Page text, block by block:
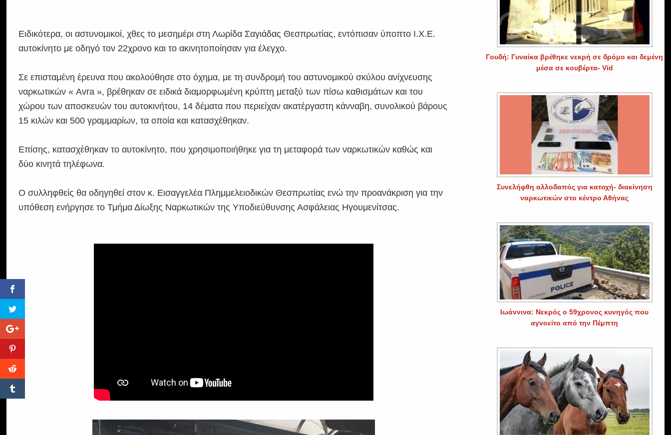
Ειδικότερα, οι αστυνομικοί, χθες το μεσημέρι στη Λωρίδα Σαγιάδας Θεσπρωτίας, εντόπισαν ύποπτο Ι.Χ.Ε.
αυτοκίνητο με οδηγό τον 22χρονο και το ακινητοποίησαν για έλεγχο.
Σε επισταμένη έρευνα που ακολούθησε στο όχημα, με τη συνδρομή του αστυνομικού σκύλου ανίχνευσης
ναρκωτικών « Avra », βρέθηκαν σε ειδικά διαμορφωμένη κρύπτη μεταξύ των πίσω καθισμάτων και του
χώρου των αποσκευών του αυτοκινήτου, 14 δέματα που περιείχαν ακατέργαστη κάνναβη, συνολικού βάρους
15 κιλών και 500 γραμμαρίων, τα οποία και κατασχέθηκαν.
Επίσης, κατασχέθηκαν το αυτοκίνητο, που χρησιμοποιήθηκε για τη μεταφορά των ναρκωτικών καθώς και
δύο κινητά τηλέφωνα.
Ο συλληφθείς θα οδηγηθεί στον κ. Εισαγγελέα Πλημμελειοδικών Θεσπρωτίας ενώ την προανάκριση για την
υπόθεση ενήργησε το Τμήμα Δίωξης Ναρκωτικών της Υποδιεύθυνσης Ασφάλειας Ηγουμενίτσας.
Γουδή: Γυναίκα βρέθηκε νεκρή σε δρόμο και δεμένη
μέσα σε κουβέρτα- Vid
Συνελήφθη αλλοδαπός για κατοχή- διακίνηση
ναρκωτικών στο κέντρο Αθήνας
Ιωάννινα: Νεκρός ο 59χρονος κυνηγός που
αγνοείτο από την Πέμπτη